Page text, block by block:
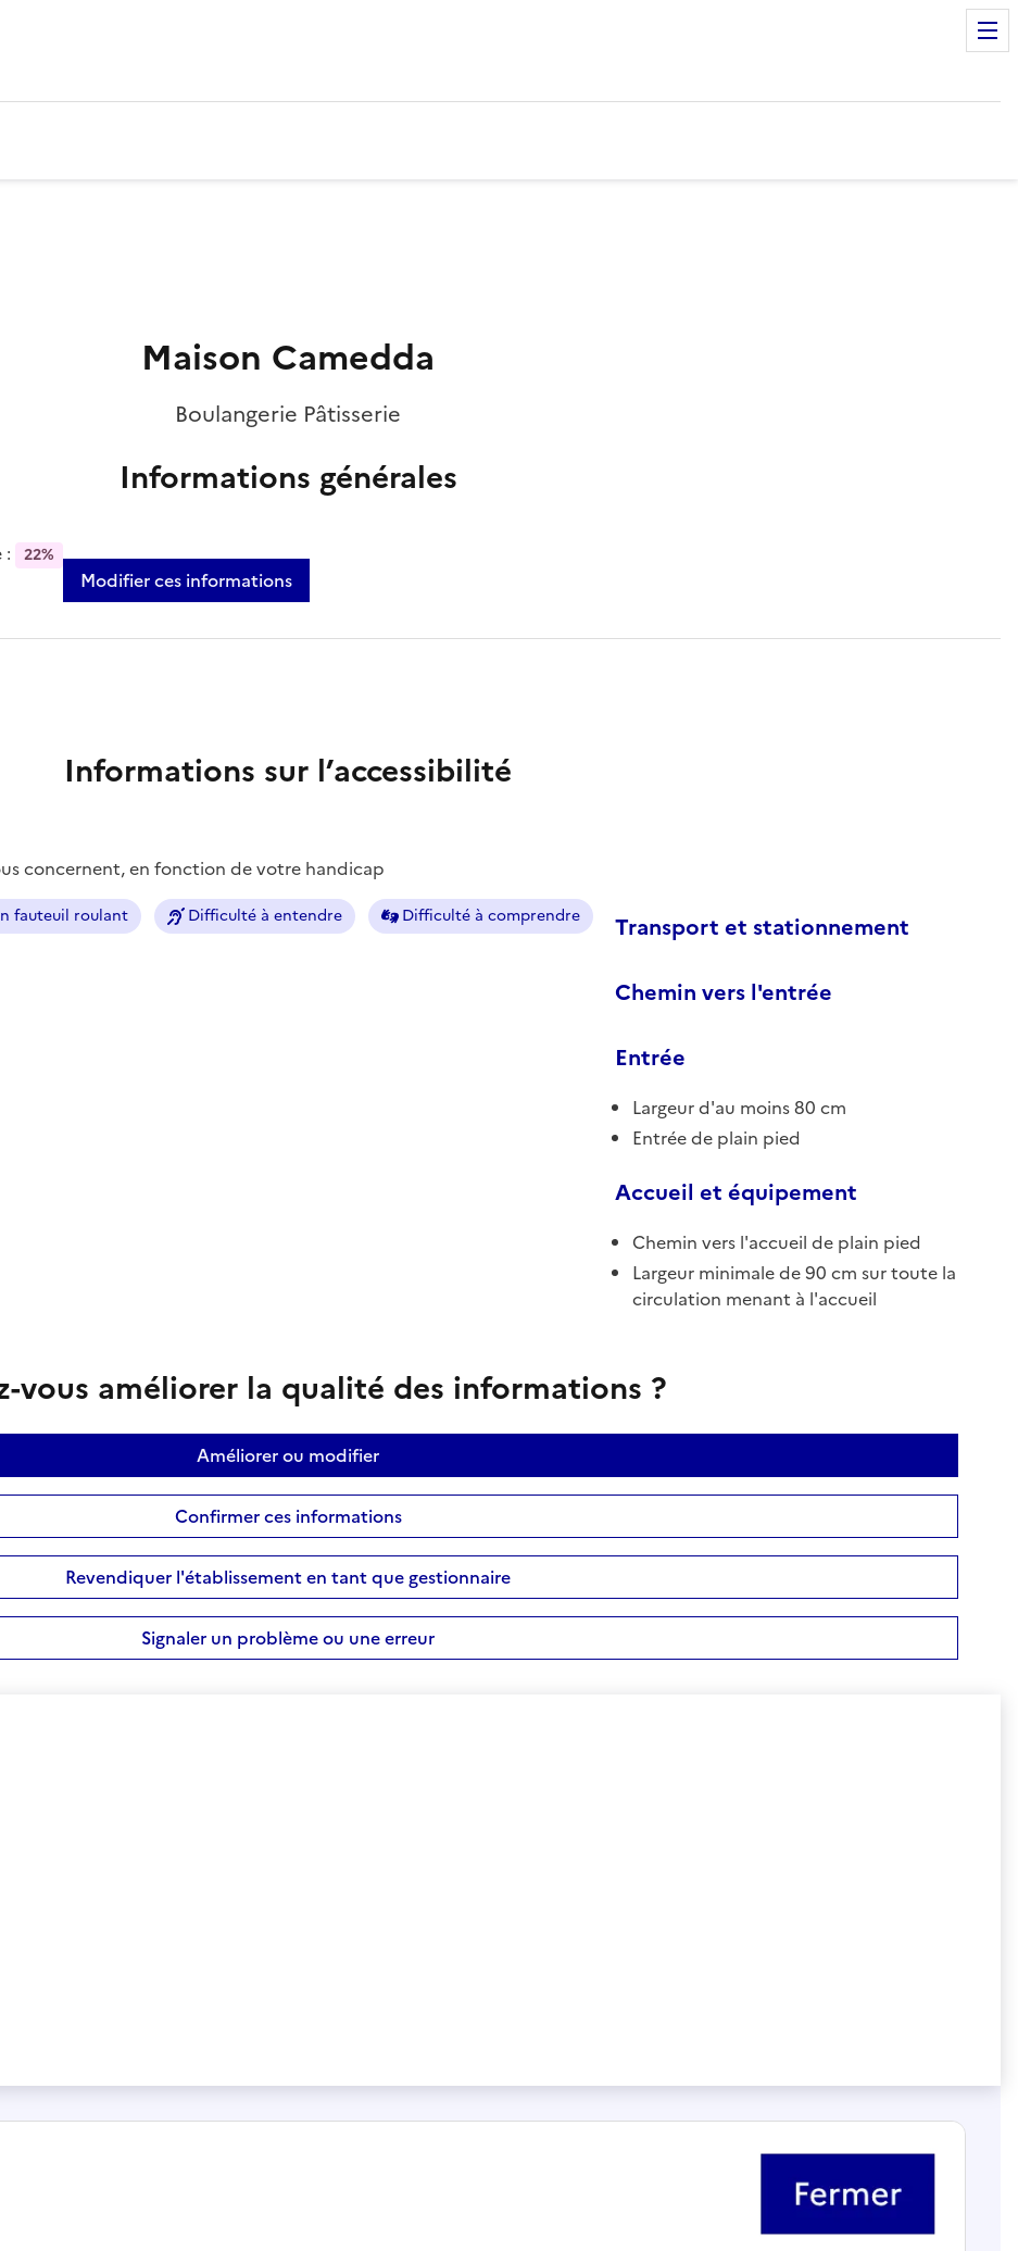
Maison Camedda
Boulangerie Pâtisserie
Informations générales
: 22%
Modifier ces informations
Informations sur l’accessibilité
concernent, en fonction de votre handicap
fauteuil roulant Difficulté à entendre Difficulté à comprendre
Transport et stationnement
Chemin vers l'entrée
Entrée
Largeur d'au moins 80 cm
Entrée de plain pied
Accueil et équipement
Chemin vers l'accueil de plain pied
Largeur minimale de 90 cm sur toute la
circulation menant à l'accueil
vous améliorer la qualité des informations ?
Améliorer ou modifier
Confirmer ces informations
Revendiquer l'établissement en tant que gestionnaire
Signaler un problème ou une erreur